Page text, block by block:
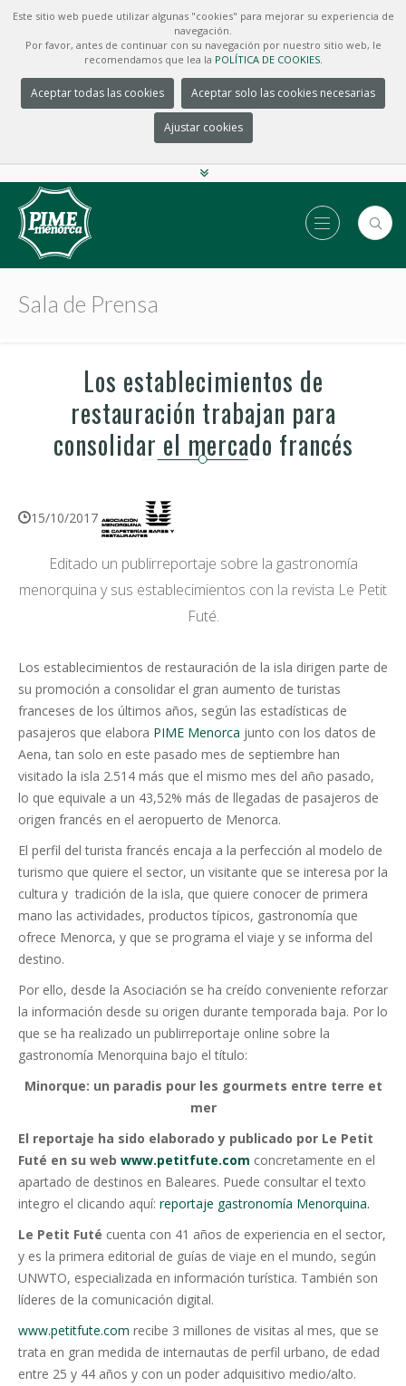
Este sitio web puede utilizar algunas "cookies" para mejorar su experiencia de
navegación.
Por favor, antes de continuar con su navegación por nuestro sitio web, le
recomendamos que lea la POLÍTICA DE COOKIES.
Aceptar todas las cookies Aceptar solo las cookies necesarias
Ajustar cookies
Sala de Prensa
Los establecimientos de
restauración trabajan para
consolidar el mercado francés
15/10/2017
Editado un publirreportaje sobre la gastronomía
menorquina y sus establecimientos con la revista Le Petit
Futé.
Los establecimientos de restauración de la isla dirigen parte de
su promoción a consolidar el gran aumento de turistas
franceses de los últimos años, según las estadísticas de
pasajeros que elabora PIME Menorca junto con los datos de
Aena, tan solo en este pasado mes de septiembre han
visitado la isla 2.514 más que el mismo mes del año pasado,
lo que equivale a un 43,52% más de llegadas de pasajeros de
origen francés en el aeropuerto de Menorca.
El perfil del turista francés encaja a la perfección al modelo de
turismo que quiere el sector, un visitante que se interesa por la
cultura y tradición de la isla, que quiere conocer de primera
mano las actividades, productos típicos, gastronomía que
ofrece Menorca, y que se programa el viaje y se informa del
destino.
Por ello, desde la Asociación se ha creído conveniente reforzar
la información desde su origen durante temporada baja. Por lo
que se ha realizado un publirreportaje online sobre la
gastronomía Menorquina bajo el título:
Minorque: un paradis pour les gourmets entre terre et
mer
El reportaje ha sido elaborado y publicado por Le Petit
Futé en su web www.petitfute.com concretamente en el
apartado de destinos en Baleares. Puede consultar el texto
integro el clicando aquí: reportaje gastronomía Menorquina.
Le Petit Futé cuenta con 41 años de experiencia en el sector,
y es la primera editorial de guías de viaje en el mundo, según
UNWTO, especializada en información turística. También son
líderes de la comunicación digital.
www.petitfute.com recibe 3 millones de visitas al mes, que se
trata en gran medida de internautas de perfil urbano, de edad
entre 25 y 44 años y con un poder adquisitivo medio/alto.